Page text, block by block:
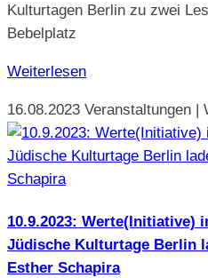
Kulturtagen Berlin zu zwei
Bebelplatz
Weiterlesen
16.08.2023 Veranstaltungen |
10.9.2023: Werte(Initiative)
Jüdische Kulturtage Berlin
Esther Schapira